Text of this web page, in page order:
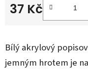
37 Kč
Měrná cena:
Bílý akrylový
jemným hrotem je